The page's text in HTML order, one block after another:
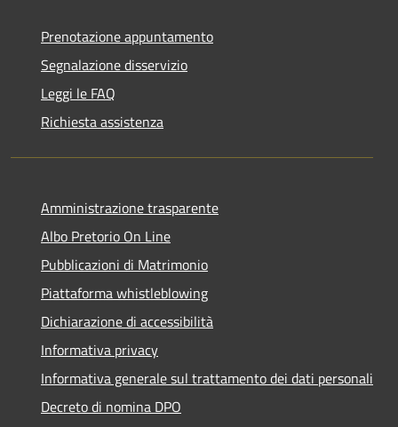
Prenotazione appuntamento
Segnalazione disservizio
Leggi le FAQ
Richiesta assistenza
Amministrazione trasparente
Albo Pretorio On Line
Pubblicazioni di Matrimonio
Piattaforma whistleblowing
Dichiarazione di accessibilità
Informativa privacy
Informativa generale sul trattamento dei dati personali
Decreto di nomina DPO